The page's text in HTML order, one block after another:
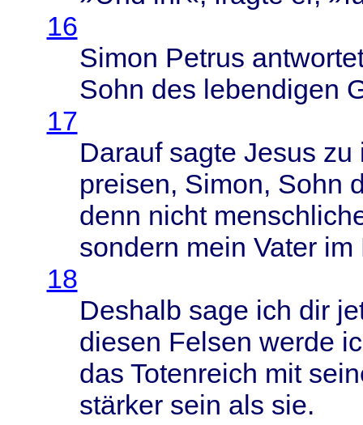
16
Simon Petrus
Sohn des lebendigen
17
Darauf sagte Jesus zu
preisen, Simon, Sohn
denn nicht
sondern mein Vaterim
18
Deshalb sage ich dir
diesen Felsen werde
das Totenreich mit
stärker sein als sie.